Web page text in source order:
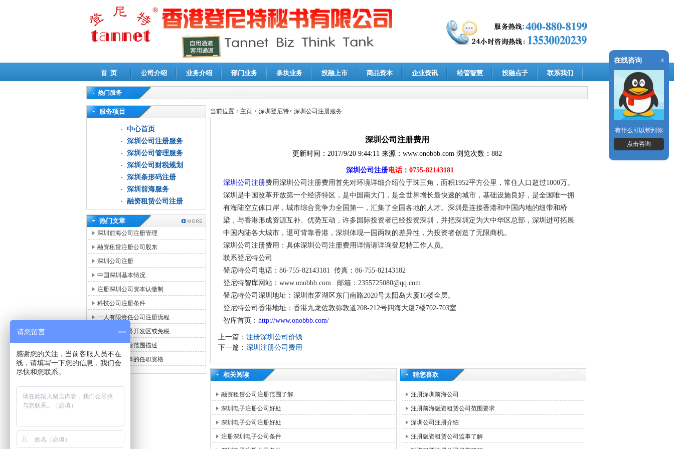
首 页 公司介绍 业务介绍 部门业务 条块业务 投融上市 商品资本 企业资讯 经管智慧 投融点子 联系我们
热门服务
高新技术企业认定审计|企业所得税汇算清缴申报鉴证
服务项目
中心首页
深圳公司注册服务
深圳公司管理服务
深圳公司财税规划
深圳条形码注册
深圳前海服务
融资租赁公司注册
热门文章
深圳前海公司注册管理
融资租赁注册公司股东
深圳公司注册
中国深圳基本情况
注册深圳公司资本认缴制
科技公司注册条件
一人有限责任公司注册流程…
中国深圳经济开发区或免税…
深圳公司经营范围描述
注册公司董事的任职资格
当前位置： 主页 > 深圳登尼特> 深圳公司注册服务
深圳公司注册费用
更新时间： 2017/9/20 9:44:11 来源： www.onobbb.com浏览次数：882
深圳公司注册电话：0755-82143181
深圳公司注册费用深圳公司注册费用首先对环境详细介绍位于珠三角，面积1952平方公里，常住人口超过1000万。
深圳是中国改革开放第一个经济特区，是中国南大门，是全世界增长最快速的城市，基础设施良好，是全国唯一拥
有海陆空立体口岸，城市综合竞争力全国第一，汇集了全国各地的人才。深圳是连接香港和中国内地的纽带和桥
梁，与香港形成资源互补、优势互动，许多国际投资者已经投资深圳，并把深圳定为大中华区总部，深圳进可拓展
中国内陆各大城市，退可背靠香港，深圳体现一国两制的差异性，为投资者创造了无限商机。
深圳公司注册费用：具体深圳公司注册费用详情请详询登尼特工作人员。
联系登尼特公司
登尼特公司电话：86-755-82143181 传真：86-755-82143182
登尼特智库网站：www.onobbb.com 邮箱：2355725080@qq.com
登尼特公司深圳地址：深圳市罗湖区东门南路2020号太阳岛大厦16楼全层。
登尼特公司香港地址：香港九龙佐敦弥敦道208-212号四海大厦7楼702-703室
智库首页： http://www.onobbb.com/
上一篇： 注册深圳公司价钱
下一篇： 深圳注册公司费用
相关阅读
融资租赁公司注册范围了解
深圳电子注册公司好处
深圳电子公司注册好处
注册深圳电子公司条件
猜您喜欢
注册深圳前海公司
注册前海融资租赁公司范围要求
深圳公司注册介绍
注册融资租赁公司监事了解
在线咨询 x
有什么可以帮到你
点击咨询
请您留言
感谢您的关注，当前客服人员不在
线，请填写一下您的信息，我们会
尽快和您联系。